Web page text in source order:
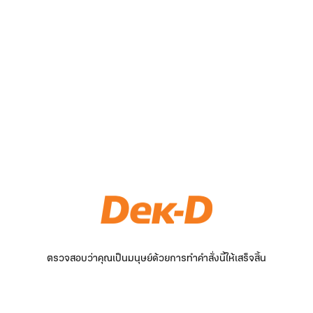
ตรวจสอบว่าคุณเป็นมนุษย์ด้วยการทำคำสั่งนี้ให้เสร็จสิ้น